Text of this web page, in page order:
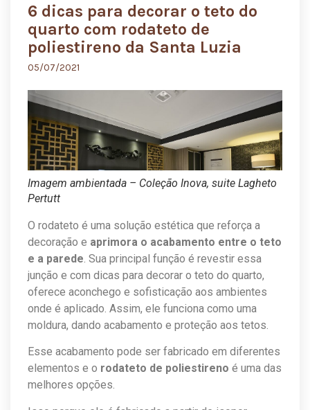
6 dicas para decorar o teto do
quarto com rodateto de
poliestireno da Santa Luzia
05/07/2021
Imagem ambientada – Coleção Inova, suite Lagheto
Pertutt
O rodateto é uma solução estética que reforça a
decoração e aprimora o acabamento entre o teto
e a parede. Sua principal função é revestir essa
junção e com dicas para decorar o teto do quarto,
oferece aconchego e sofisticação aos ambientes
onde é aplicado. Assim, ele funciona como uma
moldura, dando acabamento e proteção aos tetos.
Esse acabamento pode ser fabricado em diferentes
elementos e o rodateto de poliestireno é uma das
melhores opções.